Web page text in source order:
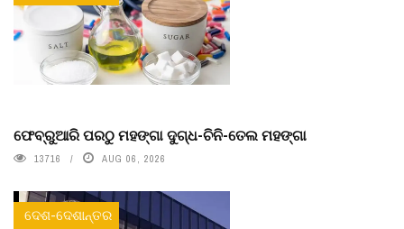
ଫେବ୍ରୁଆରି ପରଠୁ ମହଙ୍ଗା ଦୁଗ୍ଧ-ଚିନି-ତେଲ ମହଙ୍ଗା
13716 AUG 06, 2026
ଦେଶ-ଦେଶାନ୍ତର